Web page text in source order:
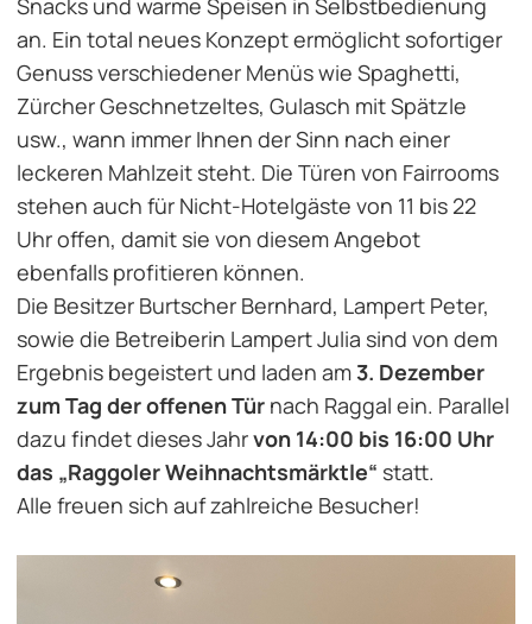
Snacks und warme Speisen in Selbstbedienung
an. Ein total neues Konzept ermöglicht sofortiger
Genuss verschiedener Menüs wie Spaghetti,
Zürcher Geschnetzeltes, Gulasch mit Spätzle
usw., wann immer Ihnen der Sinn nach einer
leckeren Mahlzeit steht. Die Türen von Fairrooms
stehen auch für Nicht-Hotelgäste von 11 bis 22
Uhr offen, damit sie von diesem Angebot
ebenfalls profitieren können.
Die Besitzer Burtscher Bernhard, Lampert Peter,
sowie die Betreiberin Lampert Julia sind von dem
Ergebnis begeistert und laden am 3. Dezember
zum Tag der offenen Tür nach Raggal ein. Parallel
dazu findet dieses Jahrvon 14:00 bis 16:00 Uhr
das „Raggoler Weihnachtsmärktle“ statt.
Alle freuen sich auf zahlreiche Besucher!